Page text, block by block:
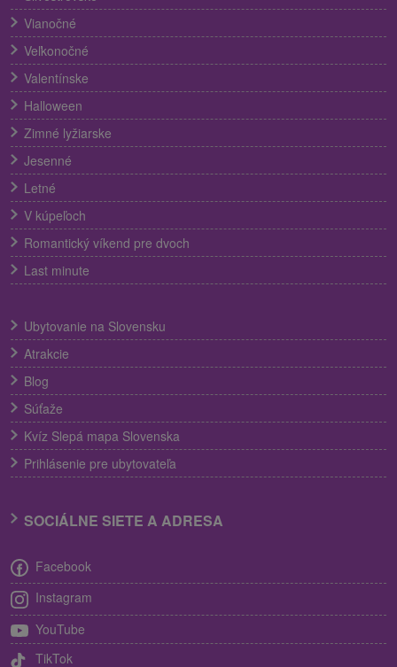
Vianočné
Veľkonočné
Valentínske
Halloween
Zimné lyžiarske
Jesenné
Letné
V kúpeľoch
Romantický víkend pre dvoch
Last minute
Ubytovanie na Slovensku
Atrakcie
Blog
Súťaže
Kvíz Slepá mapa Slovenska
Prihlásenie pre ubytovateľa
SOCIÁLNE SIETE A ADRESA
Facebook
Instagram
YouTube
TikTok